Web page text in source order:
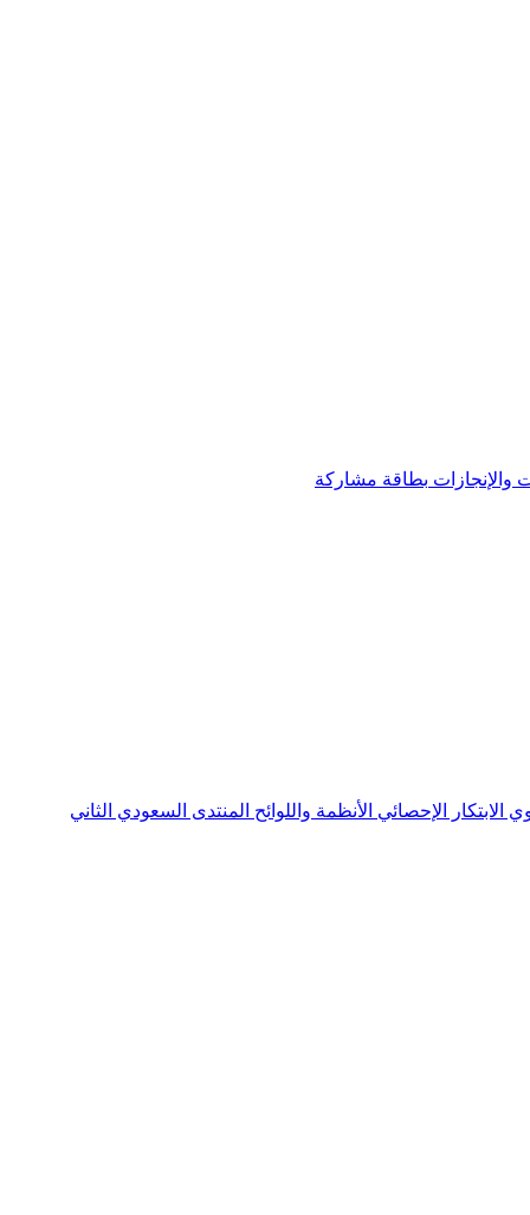
والإنجازات بطاقة مشاركة
الابتكار الإحصائي الأنظمة واللوائح المنتدى السعودي الثاني